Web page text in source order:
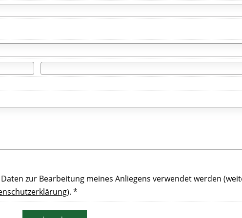
zur Bearbeitung meines Anliegens verwendet werden
). *